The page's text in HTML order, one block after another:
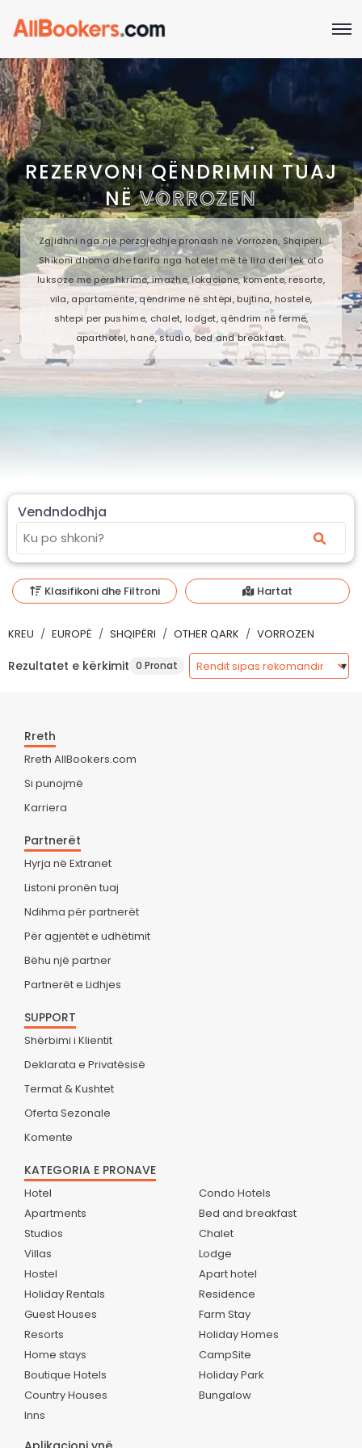
REZERVONI QËNDRIMIN TUAJ
NËVORROZEN
Zgjidhni nga një përzgjedhje pronash në Vorrozen, Shqipëri.
Shikoni dhoma dhe tarifa nga hotelet më të lira deri tek ato
luksoze me përshkrime, imazhe, lokacione, komente, resorte,
vila, apartamente, qëndrime në shtëpi, bujtina, hostele,
shtepi per pushime, chalet, lodget, qëndrim në fermë,
aparthotel, hanë, studio, bed and breakfast.
Vendndodhja
Klasifikoni dhe Filtroni Hartat
KREU EUROPË SHQIPËRI OTHER QARK VORROZEN
Rezultatet e kërkimit 0 Pronat
Rreth
Rreth AllBookers.com
Si punojmë
Karriera
Partnerët
Hyrja në Extranet
Listoni pronën tuaj
Ndihma për partnerët
Për agjentët e udhëtimit
Bëhu një partner
Partnerët e Lidhjes
SUPPORT
Shërbimi i Klientit
Deklarata e Privatësisë
Termat & Kushtet
Oferta Sezonale
Komente
KATEGORIA E PRONAVE
Hotel
Apartments
Studios
Villas
Hostel
Holiday Rentals
Guest Houses
Resorts
Home stays
Boutique Hotels
Country Houses
Inns
Condo Hotels
Bed and breakfast
Chalet
Lodge
Apart hotel
Residence
Farm Stay
Holiday Homes
CampSite
Holiday Park
Bungalow